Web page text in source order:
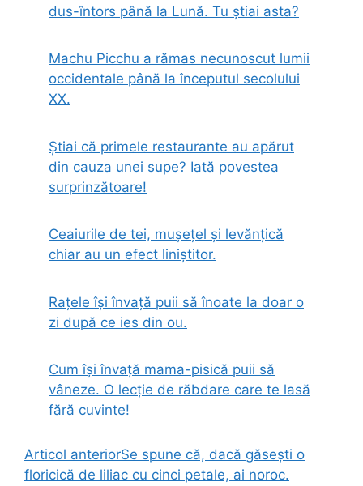
dus-întors până la Lună. Tu știai asta?
Machu Picchu a rămas necunoscut lumii
occidentale până la începutul secolului
XX.
Știai că primele restaurante au apărut
din cauza unei supe? Iată povestea
surprinzătoare!
Ceaiurile de tei, mușețel și levănțică
chiar au un efect liniștitor.
Rațele își învață puii să înoate la doar o
zi după ce ies din ou.
Cum își învață mama-pisică puii să
vâneze. O lecție de răbdare care te lasă
fără cuvinte!
Articol anteriorSe spune că, dacă găsești o
floricică de liliac cu cinci petale, ai noroc.